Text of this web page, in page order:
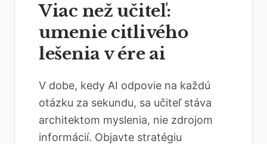
Viac než učiteľ:
umenie citlivého
lešenia v ére ai
V dobe, kedy AI odpovie na každú
otázku za sekundu, sa učiteľ stáva
architektom myslenia, nie zdrojom
informácií. Objavte stratégiu